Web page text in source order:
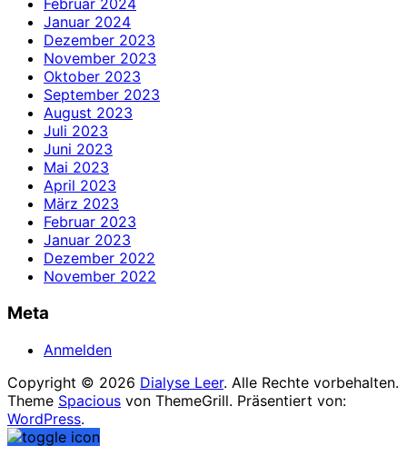
Februar 2024
Januar 2024
Dezember 2023
November 2023
Oktober 2023
September 2023
August 2023
Juli 2023
Juni 2023
Mai 2023
April 2023
März 2023
Februar 2023
Januar 2023
Dezember 2022
November 2022
Meta
Anmelden
Copyright © 2026 Dialyse Leer. Alle Rechte vorbehalten.
Theme Spacious von ThemeGrill. Präsentiert von:
WordPress.